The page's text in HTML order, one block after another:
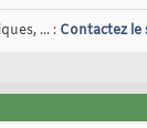
... : Contactez le